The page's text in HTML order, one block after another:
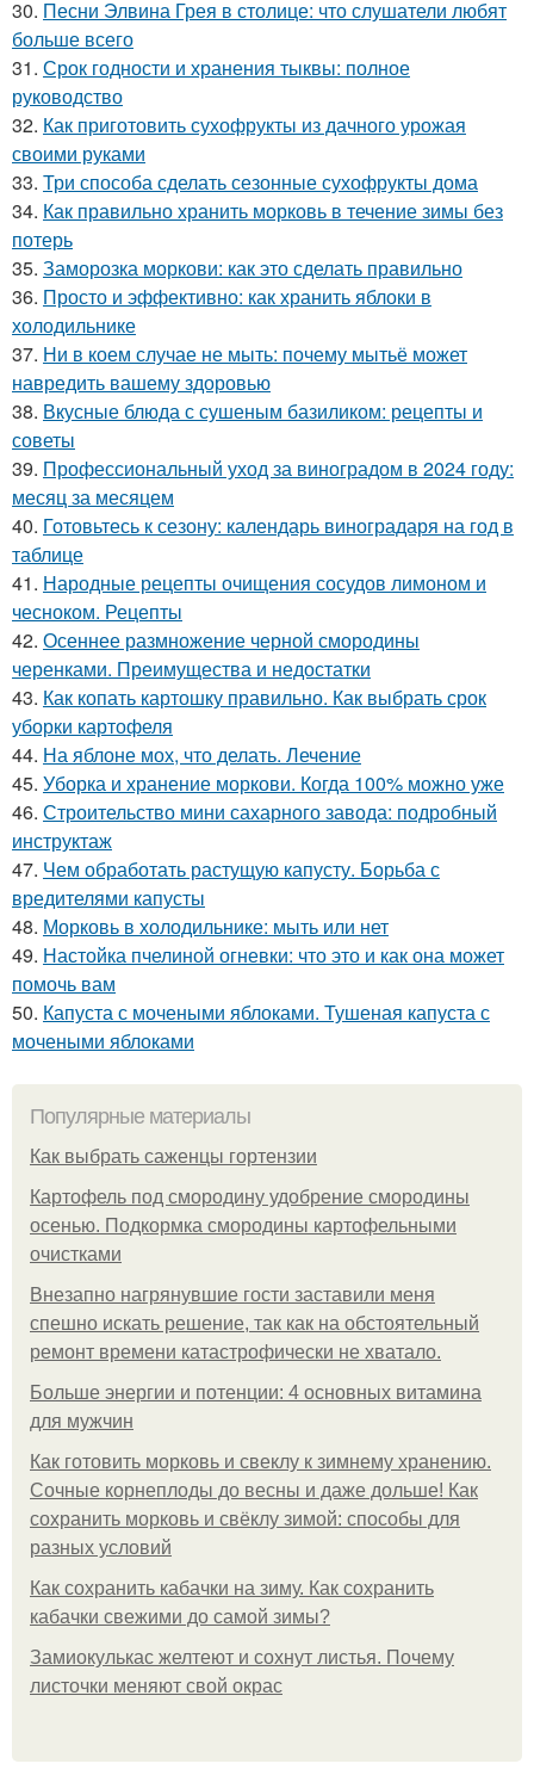
30. Песни Элвина Грея в столице: что слушатели любят
больше всего
31. Срок годности и хранения тыквы: полное
руководство
32. Как приготовить сухофрукты из дачного урожая
своими руками
33. Три способа сделать сезонные сухофрукты дома
34. Как правильно хранить морковь в течение зимы без
потерь
35. Заморозка моркови: как это сделать правильно
36. Просто и эффективно: как хранить яблоки в
холодильнике
37. Ни в коем случае не мыть: почему мытьё может
навредить вашему здоровью
38. Вкусные блюда с сушеным базиликом: рецепты и
советы
39. Профессиональный уход за виноградом в 2024 году:
месяц за месяцем
40. Готовьтесь к сезону: календарь виноградаря на год в
таблице
41. Народные рецепты очищения сосудов лимоном и
чесноком. Рецепты
42. Осеннее размножение черной смородины
черенками. Преимущества и недостатки
43. Как копать картошку правильно. Как выбрать срок
уборки картофеля
44. На яблоне мох, что делать. Лечение
45. Уборка и хранение моркови. Когда 100% можно уже
46. Строительство мини сахарного завода: подробный
инструктаж
47. Чем обработать растущую капусту. Борьба с
вредителями капусты
48. Морковь в холодильнике: мыть или нет
49. Настойка пчелиной огневки: что это и как она может
помочь вам
50. Капуста с мочеными яблоками. Тушеная капуста с
мочеными яблоками
Популярные материалы
Как выбрать саженцы гортензии
Картофель под смородину удобрение смородины
осенью. Подкормка смородины картофельными
очистками
Внезапно нагрянувшие гости заставили меня
спешно искать решение, так как на обстоятельный
ремонт времени катастрофически не хватало.
Больше энергии и потенции: 4 основных витамина
для мужчин
Как готовить морковь и свеклу к зимнему хранению.
Сочные корнеплоды до весны и даже дольше! Как
сохранить морковь и свёклу зимой: способы для
разных условий
Как сохранить кабачки на зиму. Как сохранить
кабачки свежими до самой зимы?
Замиокулькас желтеют и сохнут листья. Почему
листочки меняют свой окрас